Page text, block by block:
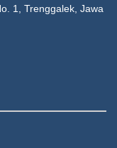
1, Trenggalek, Jawa